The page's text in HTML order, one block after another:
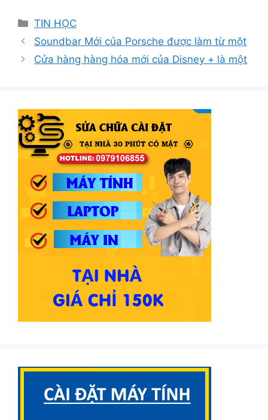
Danh
mục
TIN HỌC
Soundbar Mới của Porsche được làm từ một
Cửa hàng hàng hóa mới của Disney + là một